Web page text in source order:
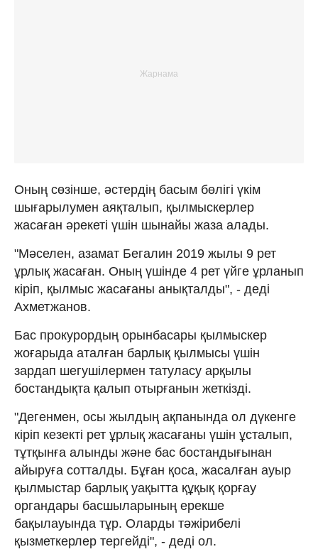
Оның сөзінше, әстердің басым бөлігі үкім
шығарылумен аяқталып, қылмыскерлер
жасаған әрекеті үшін шынайы жаза алады.
"Мәселен, азамат Бегалин 2019 жылы 9 рет
ұрлық жасаған. Оның үшінде 4 рет үйге ұрланып
кіріп, қылмыс жасағаны анықталды", - деді
Ахметжанов.
Бас прокурордың орынбасары қылмыскер
жоғарыда аталған барлық қылмысы үшін
зардап шегушілермен татуласу арқылы
бостандықта қалып отырғанын жеткізді.
"Дегенмен, осы жылдың ақпанында ол дүкенге
кіріп кезекті рет ұрлық жасағаны үшін ұсталып,
тұтқынға алынды және бас бостандығынан
айыруға сотталды. Бұған қоса, жасалған ауыр
қылмыстар барлық уақытта құқық қорғау
органдары басшыларының ерекше
бақылауында тұр. Оларды тәжірибелі
қызметкерлер тергейді", - деді ол.